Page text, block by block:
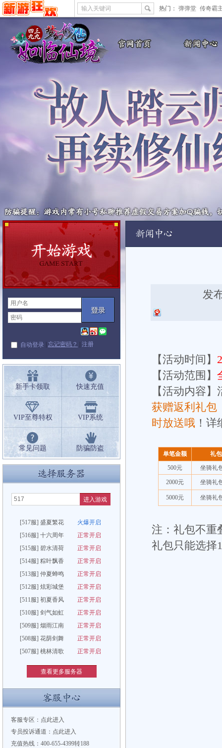
输入关键词 热门： 弹弹堂 传奇霸
自动登录 | 忘记密码？ | 注册
新手卡领取 快速充值
VIP至尊特权 VIP系统
常见问题 防骗防盗
进入游戏
[517服] 盛夏繁花
火爆开启
[516服] 十六周年
正常开启
[515服] 碧水清荷
正常开启
[514服] 粽叶飘香
正常开启
[513服] 仲夏蝉鸣
正常开启
[512服] 炫彩城堡
正常开启
[511服] 初夏香风
正常开启
[510服] 剑气如虹
正常开启
[509服] 烟雨江南
正常开启
[508服] 花荫剑舞
正常开启
[507服] 桃林清歌
正常开启
查看更多服务器
客服专区： 点此进入
专员投诉通道： 点此进入
充值热线：400-655-4399转188
动
发
【活动时间】
【活动范围】
【活动内容
获赠返利礼包
时放送哦 ！ 详
单笔金额
礼包
500元
坐骑礼
2000元 坐骑礼
5000元 坐骑礼
注： 礼包不重
礼包只能选择